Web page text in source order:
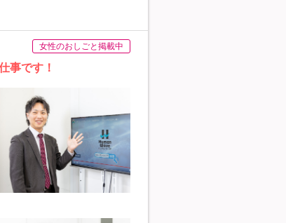
女性のおしごと掲載中
事です！